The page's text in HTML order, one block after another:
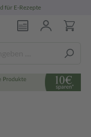
für E-Rezepte